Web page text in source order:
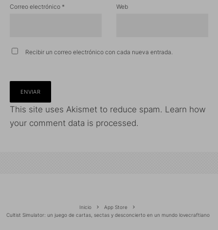
Correo electrónico * Web
Recibir un correo electrónico con cada nueva entrada.
This site uses Akismet to reduce spam. Learn how
your comment data is processed.
Inicio
App Store
Cultist Simulator: un juego de cartas, sectas y desconcierto en un mundo lovecraftiano